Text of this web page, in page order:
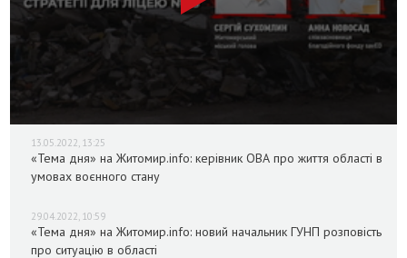
13.05.2022, 13:25
«Тема дня» на Житомир.info: керівник ОВА про життя області в
умовах воєнного стану
29.04.2022, 10:59
«Тема дня» на Житомир.info: новий начальник ГУНП розповість
про ситуацію в області